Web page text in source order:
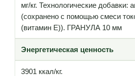
мг/кг. Технологические добавки:
(сохранено с помощью смеси
(витамин Е)). ГРАНУЛА 10 мм
Энергетическая ценность
3901 ккал/кг.